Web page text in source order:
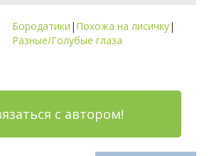
Бородатики | Похожа на лисичку|
Разные/Голубые глаза
с автором!